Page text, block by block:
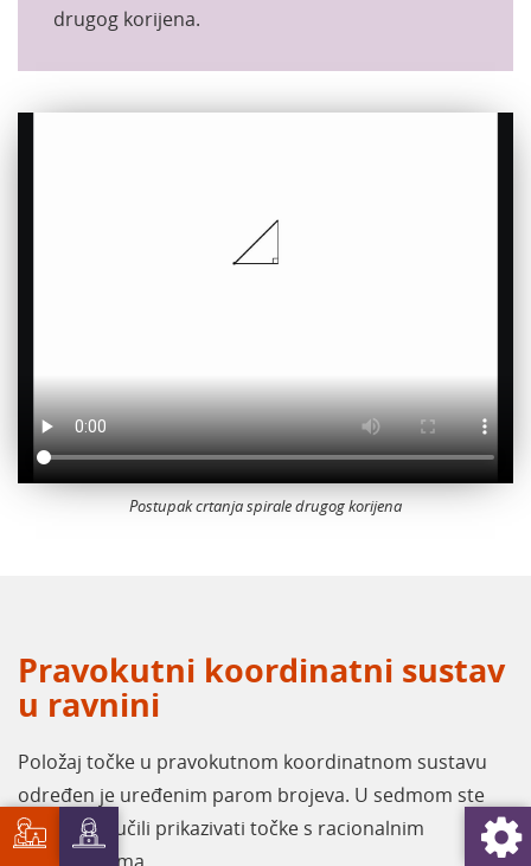
drugog korijena.
Postupak crtanja spirale drugog korijena
Pravokutni koordinatni sustav
u ravnini
Položaj točke u pravokutnom koordinatnom sustavu
određen je uređenim parom brojeva. U sedmom ste
razredu naučili prikazivati točke s racionalnim